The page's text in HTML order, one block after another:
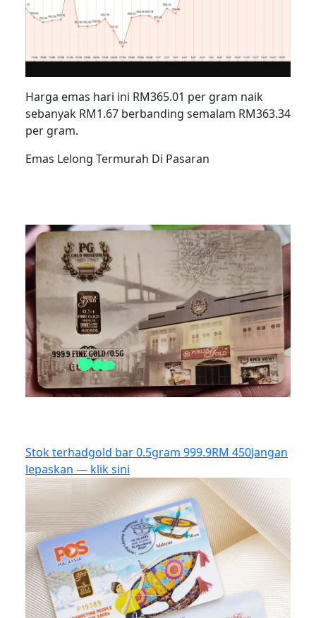
Harga emas hari ini RM365.01 per gram naik
sebanyak RM1.67 berbanding semalam RM363.34
per gram.
Emas Lelong Termurah Di Pasaran
Stok terhadgold bar 0.5gram 999.9RM 450Jangan
lepaskan — klik sini